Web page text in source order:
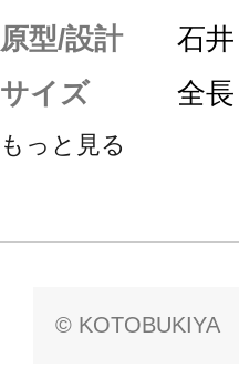
原型/設計
石
サイズ
全
もっと見る
© KOTOBUKIYA